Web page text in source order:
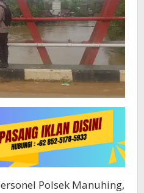
Polsek Manuhing,